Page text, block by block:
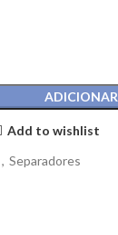
ADICIONAR
Add to wishlist
, Separadores